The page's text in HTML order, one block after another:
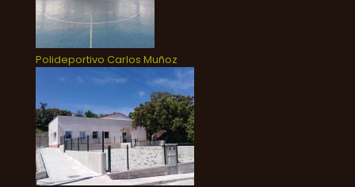
Polideportivo Carlos Muñoz